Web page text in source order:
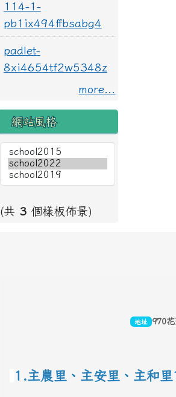
114-1-
pb1ix494ffbsabg4
padlet-
8xi4654tf2w5348z
more...
網站風格
(共 3個樣板佈景)
地址 970
1.主農里、主安里、主和